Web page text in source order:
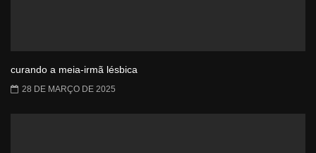
curando a meia-irmã lésbica
28 DE MARÇO DE 2025